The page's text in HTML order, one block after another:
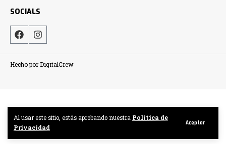
Al usar este sitio, estás aprobando nuestra Politica de
Privacidad
Aceptar
SOCIALS
Hecho por DigitalCrew